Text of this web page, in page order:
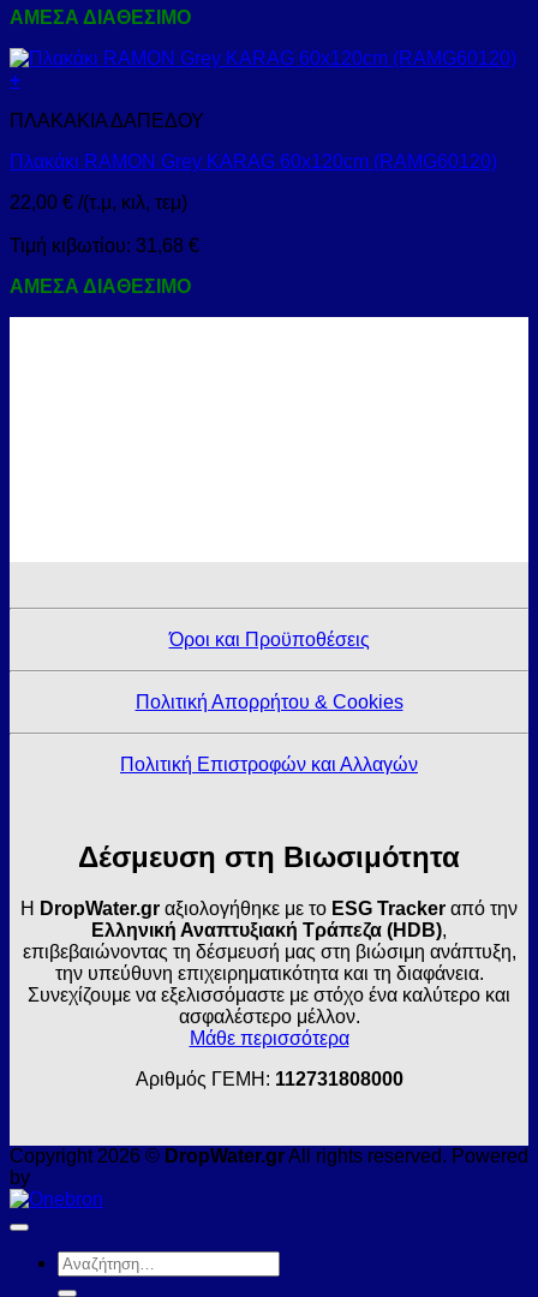
ΑΜΕΣΑ ΔΙΑΘΕΣΙΜΟ
+
ΠΛΑΚΑΚΙΑ ΔΑΠΕΔΟΥ
Πλακάκι RAMON Grey KARAG 60x120cm (RAMG60120)
22,00 € /(τ.μ, κιλ, τεμ)
Τιμή κιβωτίου: 31,68 €
ΑΜΕΣΑ ΔΙΑΘΕΣΙΜΟ
Όροι και Προϋποθέσεις
Πολιτική Απορρήτου & Cookies
Πολιτική Επιστροφών και Αλλαγών
Δέσμευση στη Βιωσιμότητα
Η DropWater.gr αξιολογήθηκε με το ESG Tracker από την
Ελληνική Αναπτυξιακή Τράπεζα (HDB),
επιβεβαιώνοντας τη δέσμευσή μας στη βιώσιμη ανάπτυξη,
την υπεύθυνη επιχειρηματικότητα και τη διαφάνεια.
Συνεχίζουμε να εξελισσόμαστε με στόχο ένα καλύτερο και
ασφαλέστερο μέλλον.
Μάθε περισσότερα
Αριθμός ΓΕΜΗ: 112731808000
Copyright 2026 © DropWater.grAll rights reserved. Powered
by
Αναζήτηση
για: